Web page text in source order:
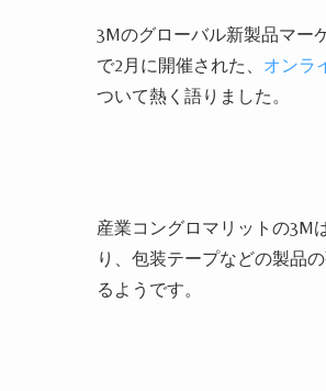
3Mのグローバル新製品マー
で2月に開催された、 オンラ
ついて熱く語りました。
産業コングロマリットの3M
り、包装テープなどの製品
るようです。